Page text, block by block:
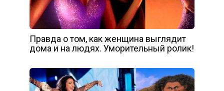
Правда о том, как женщина выглядит
дома и на людях. Уморительный ролик!